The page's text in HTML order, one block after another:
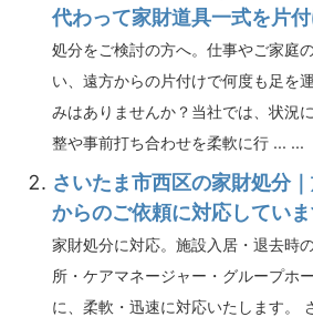
代わって家財道具一式を片
処分をご検討の方へ。仕事やご家庭
い、遠方からの片付けで何度も足
みはありませんか？当社では、状況
整や事前打ち合わせを柔軟に行 ... ...
さいたま市西区の家財処分
からのご依頼に対応してい
家財処分に対応。施設入居・退去時
所・ケアマネージャー・グループホ
に、柔軟・迅速に対応いたします。